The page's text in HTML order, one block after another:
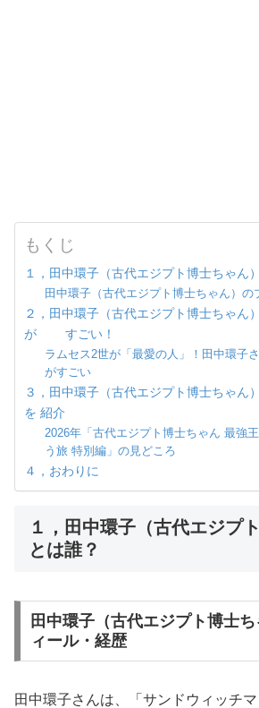
もくじ
１，田中環子（古代エジプト博士ちゃん
田中環子（古代エジプト博士ちゃん）の
２，田中環子（古代エジプト博士ちゃん
が すごい！
ラムセス2世が「最愛の人」！田中環子
がすごい
３，田中環子（古代エジプト博士ちゃん
を 紹介
2026年「古代エジプト博士ちゃん 最強
う旅 特別編」の見どころ
４，おわりに
１，田中環子（古代エジプ
とは誰？
田中環子（古代エジプト博士
ィール・経歴
田中環子さんは、「サンドウィッチ